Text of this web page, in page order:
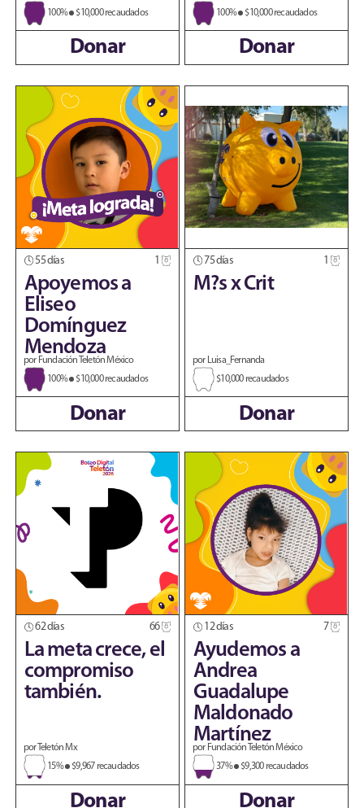
100%
$10,000 recaudados
Donar
100%
$10,000 recaudados
Donar
55 días 1
Apoyemos a
Eliseo
Domínguez
Mendoza
por Fundación Teletón México
100%
$10,000 recaudados
Donar
75 días 1
M?s x Crit
por Luisa_Fernanda
$10,000 recaudados
Donar
62 días 66
La meta crece, el
compromiso
también.
por Teletón Mx
15%
$9,967 recaudados
Donar
12 días 7
Ayudemos a
Andrea
Guadalupe
Maldonado
Martínez
por Fundación Teletón México
37%
$9,300 recaudados
Donar